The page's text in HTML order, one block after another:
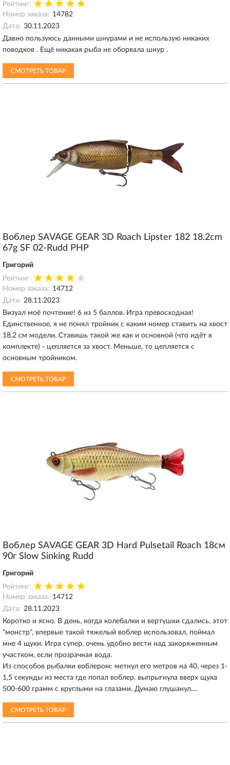
Рейтинг:
Номер заказа: 14782
Дата: 30.11.2023
Давно пользуюсь данными шнурами и не использую никаких
поводков . Ещё никакая рыба не оборвала шнур .
СМОТРЕТЬ ТОВАР
Воблер SAVAGE GEAR 3D Roach Lipster 182 18.2cm
67g SF 02-Rudd PHP
Григорий
Рейтинг:
Номер заказа: 14712
Дата: 28.11.2023
Визуал моё почтение! 6 из 5 баллов. Игра превосходная!
Единственное, я не понял тройник с каким номер ставить на хвост
18.2 см модели. Ставишь такой же как и основной (что идёт в
комплекте) - цепляется за хвост. Меньше, то цепляется с
основным тройником.
СМОТРЕТЬ ТОВАР
Воблер SAVAGE GEAR 3D Hard Pulsetail Roach 18см
90г Slow Sinking Rudd
Григорий
Рейтинг:
Номер заказа: 14712
Дата: 28.11.2023
Коротко и ясно. В день, когда колебалки и вертушки сдались, этот
"монстр", впервые такой тяжелый воблер использовал, поймал
мне 4 щуки. Игра супер, очень удобно вести над закоряженным
участком, если прозрачная вода.
Из способов рыбалки воблером: метнул его метров на 40, через 1-
1,5 секунды из места где попал воблер, выпрыгнула вверх щука
500-600 грамм с круглыми на глазами. Думаю глушанул....
СМОТРЕТЬ ТОВАР